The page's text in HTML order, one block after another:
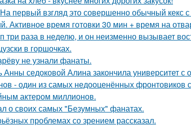
первый взгляд это совершенно обычный кекс
Активное время готовки 30 мин + время на
три раза в неделю, и он неизменно вызывает
в горшочках.
не узнали фанаты.
Анны седоковой Алина закончила университет с
- один из самых недооценённых фронтовиков
актером миллионов.
о своих самых "Безумных" фанатах.
проблемах со зрением рассказал.